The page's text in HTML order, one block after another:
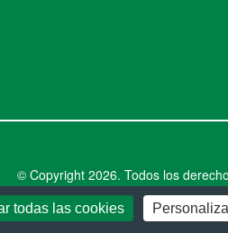
© Copyright 2026. Todos los
todas las cookies